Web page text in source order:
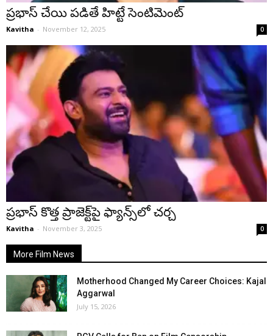
ప్రభాస్ చేయి పడితే హిట్టే సెంటిమెంట్
Kavitha - November 12, 2025 0
ప్రభాస్ కొత్త ప్రాజెక్ట్‌పై ఫ్యాన్స్‌లో చర్చ
Kavitha - November 3, 2025 0
More Film News
Motherhood Changed My Career Choices: Kajal
Aggarwal
July 15, 2026